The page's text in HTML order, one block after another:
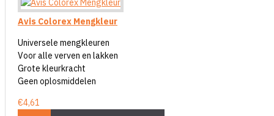
Avis Colorex Mengkleur
Universele mengkleuren
Voor alle verven en lakken
Grote kleurkracht
Geen oplosmiddelen
€4,61